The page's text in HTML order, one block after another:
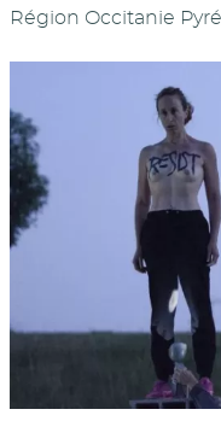
Région Occitanie